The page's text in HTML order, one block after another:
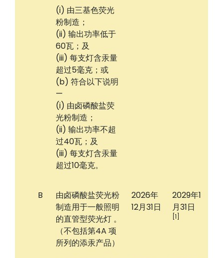
(i) 由三基色荧光
粉制造；
(ii) 输出功率低于
60瓦；及
(iii) 每支灯含汞量
超过5毫克；或
(b) 符合以下说明
—
(i) 由卤磷酸盐荧
光粉制造；
(ii) 输出功率不超
过40瓦；及
(iii) 每支灯含汞量
超过10毫克。
B
由卤磷酸盐荧光粉
制造用于一般照明
的直管型荧光灯 。
（不包括第4A 项
所列的添汞产品）
2026年
12月31日
2029年1
月31日
[1]